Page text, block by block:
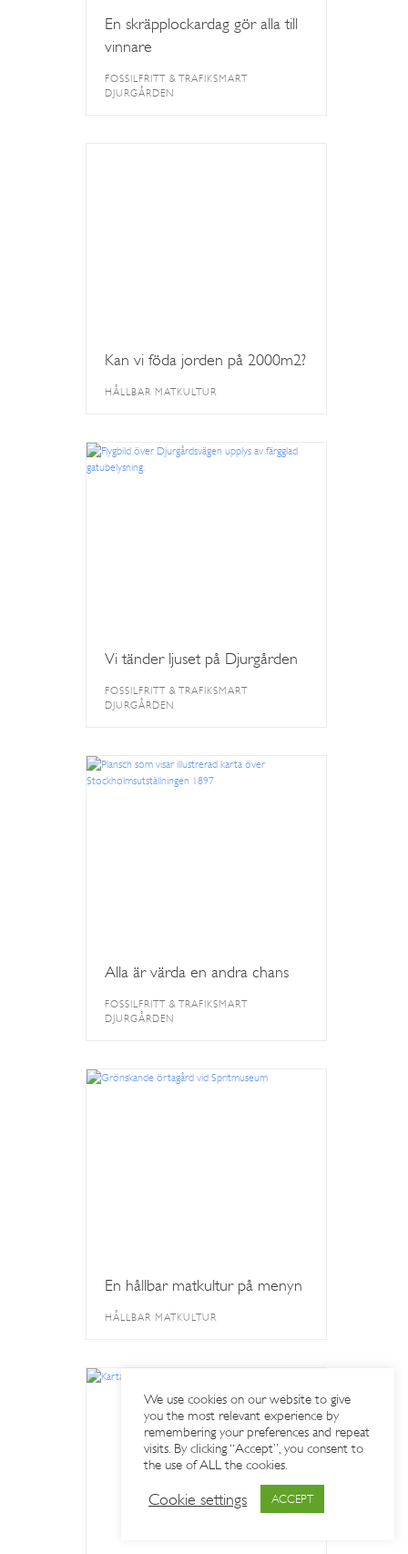
En skräpplockardag gör alla till
vinnare
FOSSILFRITT & TRAFIKSMART
DJURGÅRDEN
Kan vi föda jorden på 2000m2?
HÅLLBAR MATKULTUR
Vi tänder ljuset på Djurgården
FOSSILFRITT & TRAFIKSMART
DJURGÅRDEN
Alla är värda en andra chans
FOSSILFRITT & TRAFIKSMART
DJURGÅRDEN
En hållbar matkultur på menyn
HÅLLBAR MATKULTUR
We use cookies on our website to give
you the most relevant experience by
remembering your preferences and repeat
visits. By clicking “Accept”, you consent to
the use of ALL the cookies.
Cookie settings ACCEPT